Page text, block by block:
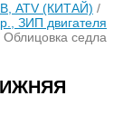
ATV (КИТАЙ) /
ЗИП двигателя
Облицовка седла